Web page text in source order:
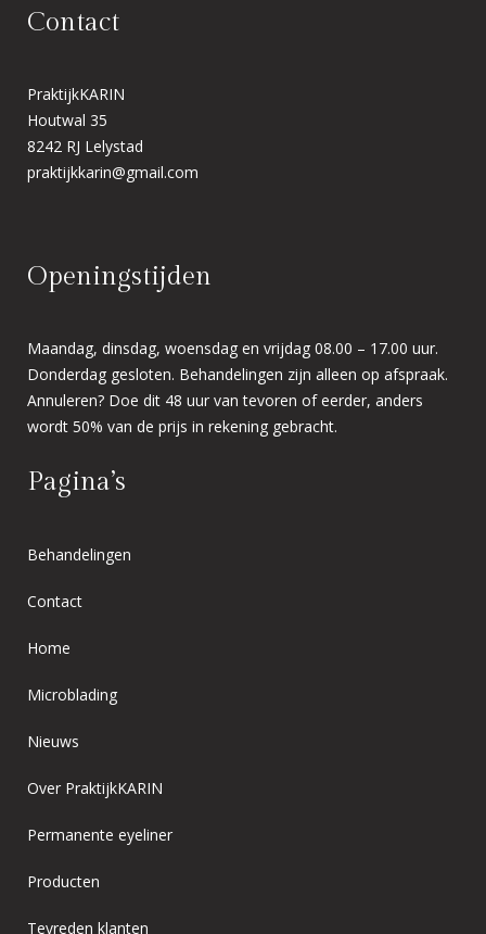
Contact
PraktijkKARIN
Houtwal 35
8242 RJ Lelystad
praktijkkarin@gmail.com
Openingstijden
Maandag, dinsdag, woensdag en vrijdag 08.00 – 17.00 uur.
Donderdag gesloten. Behandelingen zijn alleen op afspraak.
Annuleren? Doe dit 48 uur van tevoren of eerder, anders
wordt 50% van de prijs in rekening gebracht.
Pagina’s
Behandelingen
Contact
Home
Microblading
Nieuws
Over PraktijkKARIN
Permanente eyeliner
Producten
Tevreden klanten